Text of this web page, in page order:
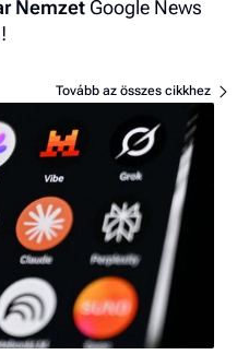
Nemzet Google News
Tovább az összes cikkhez